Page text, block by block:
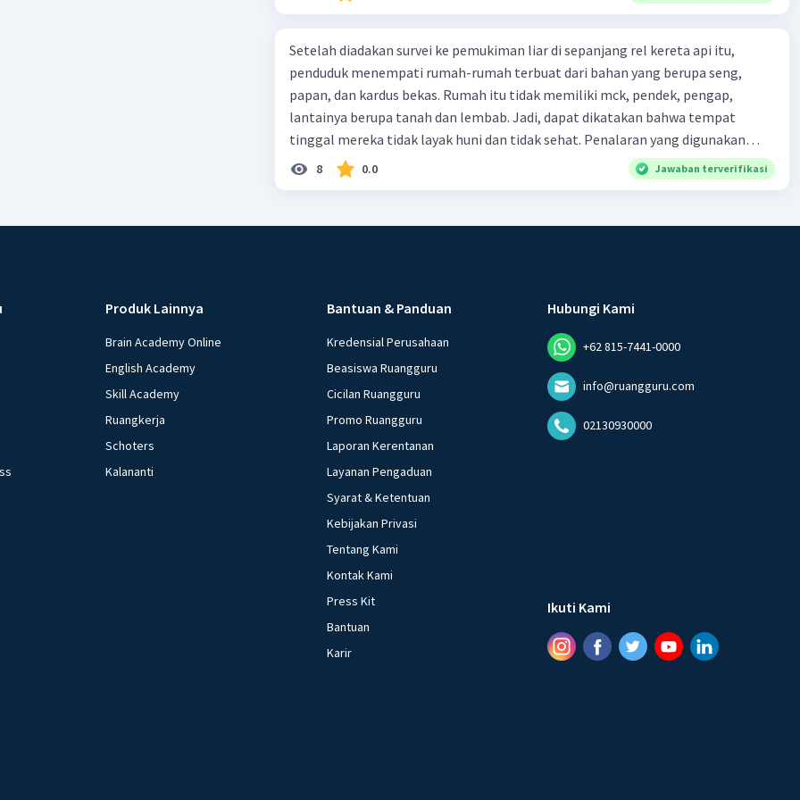
Setelah diadakan survei ke pemukiman liar di sepanjang rel kereta api itu,
penduduk menempati rumah-rumah terbuat dari bahan yang berupa seng,
papan, dan kardus bekas. Rumah itu tidak memiliki mck, pendek, pengap,
lantainya berupa tanah dan lembab. Jadi, dapat dikatakan bahwa tempat
tinggal mereka tidak layak huni dan tidak sehat. Penalaran yang digunakan
dalam paragraf tersebut adalah . . . .
8 0.0 Jawaban terverifikasi
Produk Lainnya
Brain Academy Online
English Academy
Skill Academy
Ruangkerja
Schoters
Kalananti
Bantuan & Panduan
Kredensial Perusahaan
Beasiswa Ruangguru
Cicilan Ruangguru
Promo Ruangguru
Laporan Kerentanan
Layanan Pengaduan
Syarat & Ketentuan
Kebijakan Privasi
Tentang Kami
Kontak Kami
Press Kit
Bantuan
Karir
Hubungi Kami
+62 815-7441-0000
info@ruangguru.com
02130930000
Ikuti Kami